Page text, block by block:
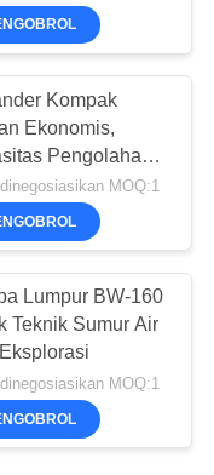
Kompak
Ekonomis,
Pengolahan
sistem
Desander
MOQ:1
Lumpur BW-160
Teknik Sumur Air
MOQ:1